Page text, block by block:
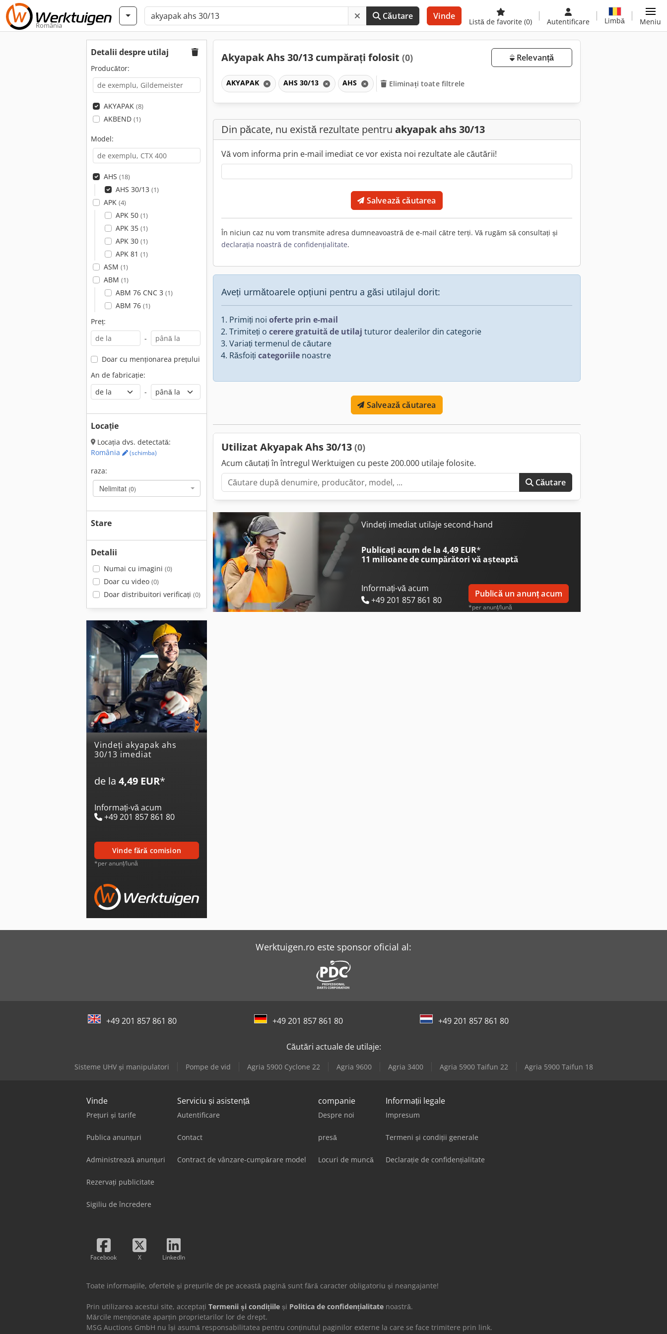
România
Căutare Vinde
Listă de favorite (0) Autentificare Limbă Meniu
Detalii despre utilaj
Producător:
AKYAPAK (8)
AKBEND (1)
Model:
AHS (18)
AHS 30/13 (1)
APK (4)
APK 50 (1)
APK 35 (1)
APK 30 (1)
APK 81 (1)
ASM (1)
ABM (1)
ABM 76 CNC 3 (1)
ABM 76 (1)
Preț:
-
Doar cu menționarea prețului
An de fabricație:
-
Locație
Locația dvs. detectată:
România
(schimba)
raza:
Nelimitat (0)
Stare
Detalii
Numai cu imagini (0)
Doar cu video (0)
Doar distribuitori verificați (0)
Vindeți akyapak ahs
30/13 imediat
de la 4,49 EUR*
Informați-vă acum
+49 201 857 861 80
vinde fără comision
*per anunț/lună
Akyapak Ahs 30/13 cumpărați folosit (0) Relevanță
AKYAPAK AHS 30/13 AHS Eliminați toate filtrele
Din păcate, nu există rezultate pentru akyapak ahs 30/13
Vă vom informa prin e-mail imediat ce vor exista noi rezultate ale căutării!
Salvează căutarea
În niciun caz nu vom transmite adresa dumneavoastră de e-mail către terți. Vă rugăm să consultați și
declarația noastră de confidențialitate.
Aveți următoarele opțiuni pentru a găsi utilajul dorit:
Primiți noi oferte prin e-mail
Trimiteți o cerere gratuită de utilaj tuturor dealerilor din categorie
Variați termenul de căutare
Răsfoiți categoriile noastre
Salvează căutarea
Utilizat Akyapak Ahs 30/13 (0)
Acum căutați în întregul Werktuigen cu peste 200.000 utilaje folosite.
Căutare
Vindeți imediat utilaje second-hand
Publicați acum de la 4,49 EUR*
11 milioane de cumpărători vă așteaptă
Informați-vă acum
+49 201 857 861 80
Publică un anunț acum
*per anunț/lună
Werktuigen.ro este sponsor oficial al:
+49 201 857 861 80 +49 201 857 861 80 +49 201 857 861 80
Căutări actuale de utilaje:
Sisteme UHV și manipulatori Pompe de vid Agria 5900 Cyclone 22 Agria 9600 Agria 3400 Agria 5900 Taifun 22 Agria 5900 Taifun 18
Vinde
Prețuri și tarife
Publica anunțuri
Administrează anunțuri
Rezervați publicitate
Sigiliu de încredere
Serviciu și asistență
Autentificare
Contact
Contract de vânzare-cumpărare model
companie
Despre noi
presă
Locuri de muncă
Informații legale
Impresum
Termeni și condiții generale
Declarație de confidențialitate
Facebook X LinkedIn
Toate informațiile, ofertele și prețurile de pe această pagină sunt fără caracter obligatoriu și neangajante!
Prin utilizarea acestui site, acceptați Termenii și condițiile și Politica de confidențialitate noastră.
Mărcile menționate aparțin proprietarilor lor de drept.
MSG Auctions GmbH nu își asumă responsabilitatea pentru conținutul paginilor externe la care se face trimitere prin link.